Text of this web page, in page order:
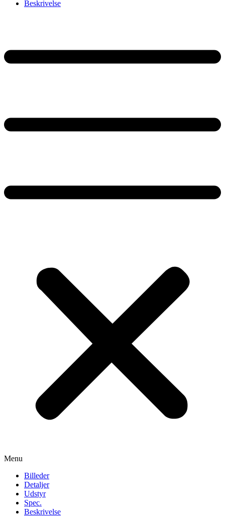
Beskrivelse
Menu
Billeder
Detaljer
Udstyr
Spec.
Beskrivelse